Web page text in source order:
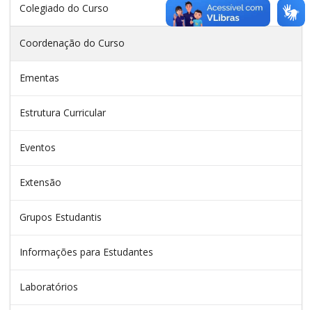
Colegiado do Curso
Coordenação do Curso
Ementas
Estrutura Curricular
Eventos
Extensão
Grupos Estudantis
Informações para Estudantes
Laboratórios